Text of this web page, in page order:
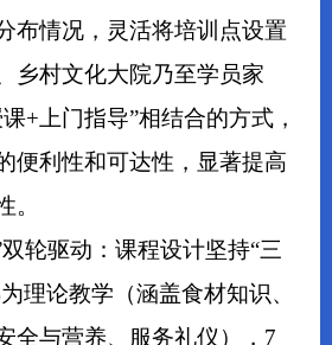
布情况，灵活将培训点设置
乡村文化大院乃至学员家
+上门指导”相结合的方式，
便利性和可达性，显著提高
。
轮驱动：课程设计坚持“三
理论教学（涵盖食材知识、
全与营养、服务礼仪），7